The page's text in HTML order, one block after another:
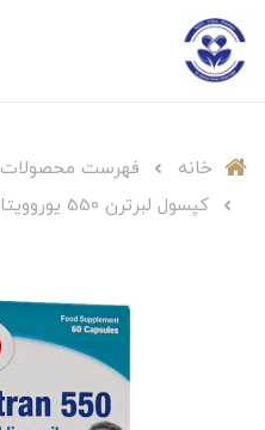
خانه
فهرست محصولات
کپسول لبرترن 550 یوروویتال 60 عدد